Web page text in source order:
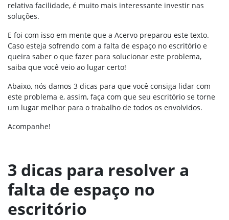
relativa facilidade, é muito mais interessante investir nas
soluções.
E foi com isso em mente que a Acervo preparou este texto.
Caso esteja sofrendo com a falta de espaço no escritório e
queira saber o que fazer para solucionar este problema,
saiba que você veio ao lugar certo!
Abaixo, nós damos 3 dicas para que você consiga lidar com
este problema e, assim, faça com que seu escritório se torne
um lugar melhor para o trabalho de todos os envolvidos.
Acompanhe!
3 dicas para resolver a
falta de espaço no
escritório